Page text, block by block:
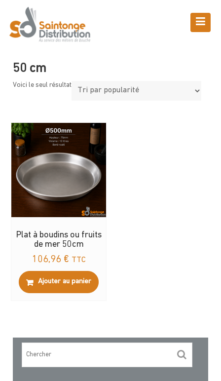
content
Boutique
50 cm
Voici le seul résultat
Plat à boudins ou fruits
de mer 50cm
106,96 € TTC
Ajouter au panier